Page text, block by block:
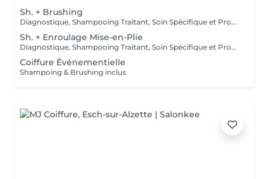
Sh. + Brushing
Diagnostique, Shampooing Traitant, Soin Spécifique et Produits Coiffants inclus
Sh. + Enroulage Mise-en-Plie
Diagnostique, Shampooing Traitant, Soin Spécifique et Produits Coiffants inclus
Coiffure Événementielle
Shampoing & Brushing inclus